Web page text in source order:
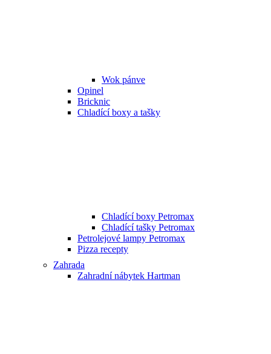
Wok pánve
Opinel
Bricknic
Chladící boxy a tašky
Chladící boxy Petromax
Chladící tašky Petromax
Petrolejové lampy Petromax
Pizza recepty
Zahrada
Zahradní nábytek Hartman